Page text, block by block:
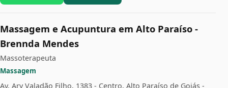
Massagem e Acupuntura em Alto Paraíso -
Brennda Mendes
Massoterapeuta
Massagem
Av. Ary Valadão Filho, 1383 - Centro, Alto Paraíso de Goiás -